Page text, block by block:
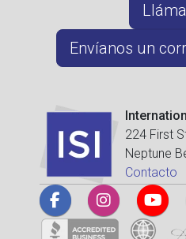
Envíanos un
224 First
Neptune
Contacto